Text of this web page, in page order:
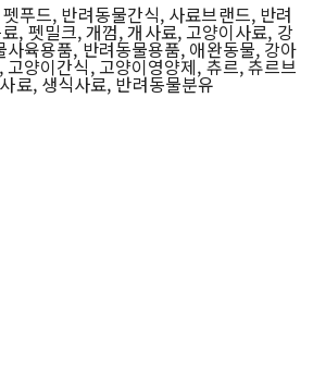
푸드, 반려동물간식, 사료브랜드, 반려
, 펫밀크, 개껌, 개사료, 고양이사료, 강
사육용품, 반려동물용품, 애완동물, 강아
양이간식, 고양이영양제, 츄르, 츄르브
료, 생식사료, 반려동물분유